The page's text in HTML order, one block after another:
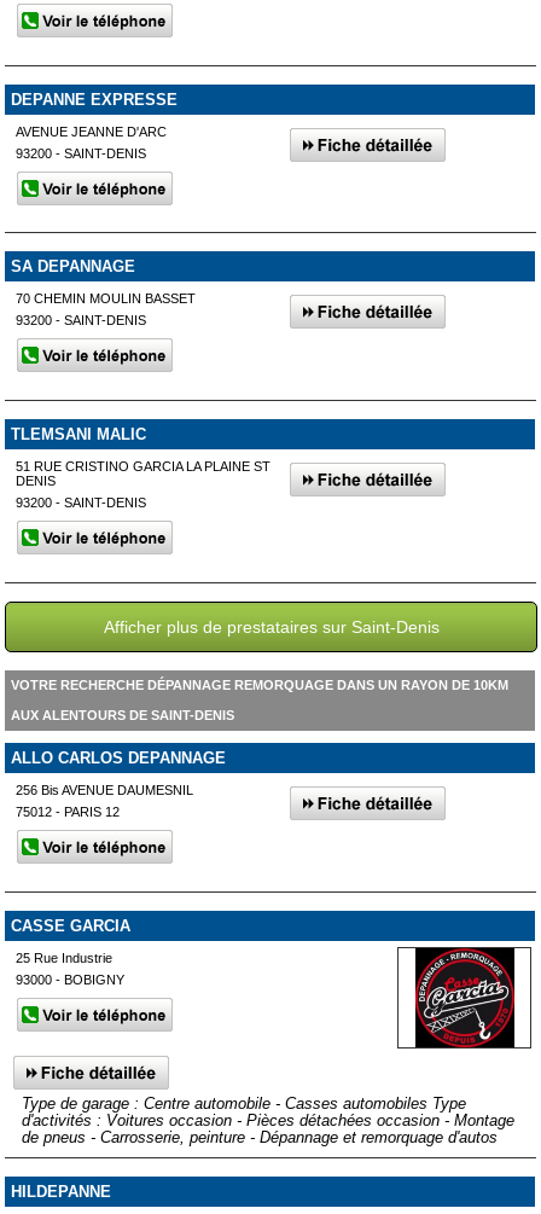
DEPANNE EXPRESSE
AVENUE JEANNE D'ARC
93200 - SAINT-DENIS
SA DEPANNAGE
70 CHEMIN MOULIN BASSET
93200 - SAINT-DENIS
TLEMSANI MALIC
51 RUE CRISTINO GARCIA LA PLAINE ST
DENIS
93200 - SAINT-DENIS
Afficher plus de prestataires sur Saint-Denis
VOTRE RECHERCHE DÉPANNAGE REMORQUAGE DANS UN RAYON DE 10KM
AUX ALENTOURS DE SAINT-DENIS
ALLO CARLOS DEPANNAGE
256 Bis AVENUE DAUMESNIL
75012 - PARIS 12
CASSE GARCIA
25 Rue Industrie
93000 - BOBIGNY
Type de garage : Centre automobile - Casses automobiles Type
d'activités : Voitures occasion - Pièces détachées occasion - Montage
de pneus - Carrosserie, peinture - Dépannage et remorquage d'autos
HILDEPANNE